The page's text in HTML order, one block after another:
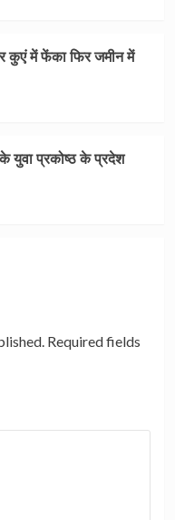
कुएं में फेंका फिर जमीन में
के युवा प्रकोष्ठ के प्रदेश
Required fields